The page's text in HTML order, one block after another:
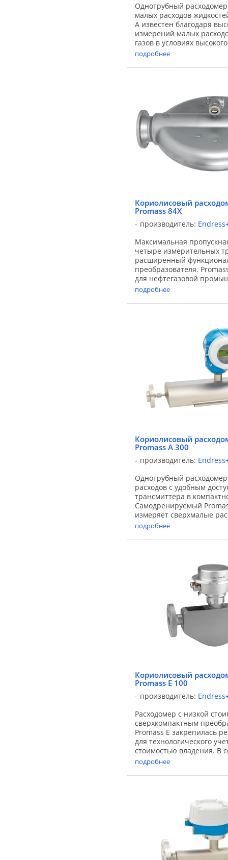
Однотрубный
малых расходов
A известен благодаря
измерений малых
газов в условиях
давления. В сочетании с
Promass 84 с ...
подробнее
Кориолисовый
Promass 84X
производитель:
Максимальная
четыре измерительных
расширенный
преобразователя.
для нефтегазовой
Типичные области
магистральные
разгрузка нефти на ...
подробнее
Кориолисовый
Promass A 300
производитель:
Однотрубный
расходов с удобным
трансмиттера в
Самодренируемый
измеряет сверхмалые
газов, также
давлением. Он ...
подробнее
Кориолисовый
Promass E 100
производитель:
Расходомер с низкой
сверхкомпактным
Promass E закрепилась
для технологического
стоимостью владения. В
компактным корпусом
доступным на ...
подробнее